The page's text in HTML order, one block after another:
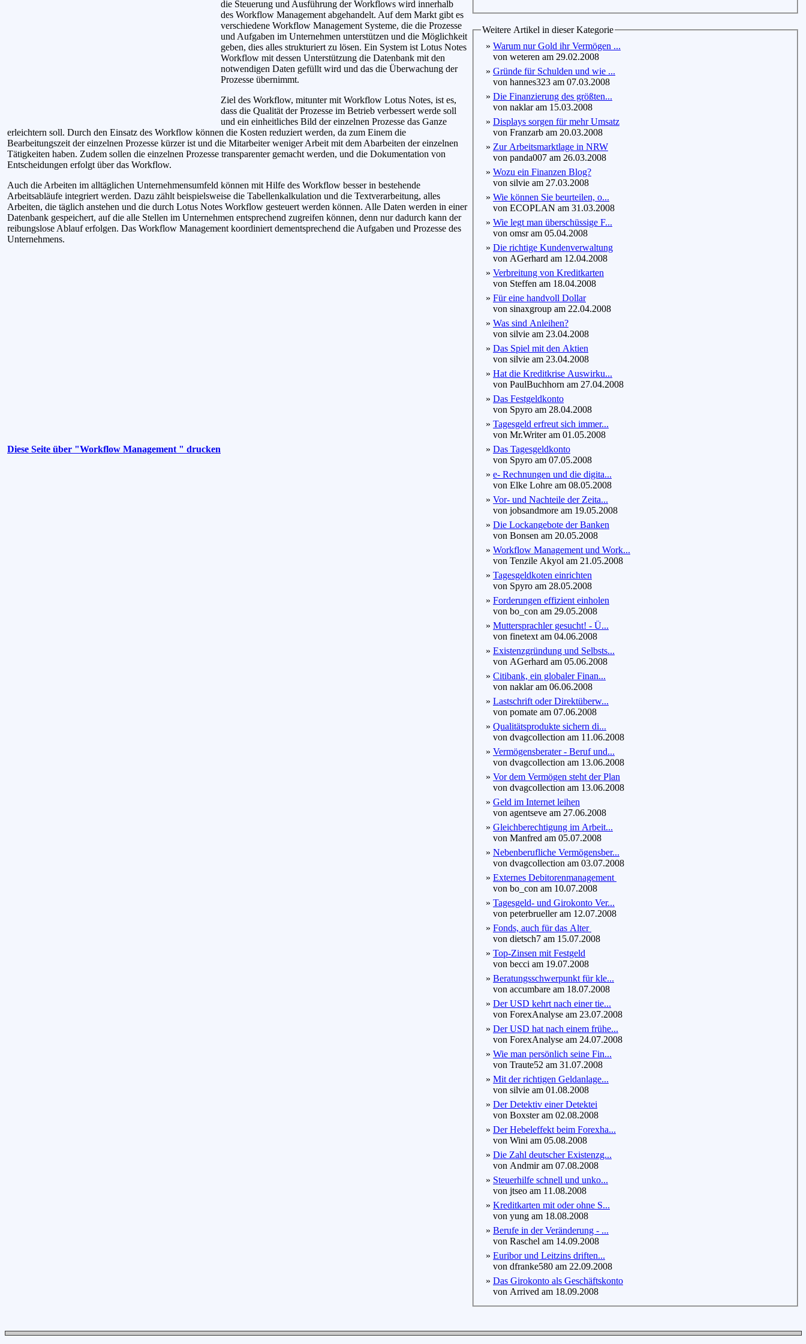
die Steuerung und Ausführung der Workflows wird innerhalb
des Workflow Management abgehandelt. Auf dem Markt gibt es
verschiedene Workflow Management Systeme, die die Prozesse
und Aufgaben im Unternehmen unterstützen und die Möglichkeit
geben, dies alles strukturiert zu lösen. Ein System ist Lotus Notes
Workflow mit dessen Unterstützung die Datenbank mit den
notwendigen Daten gefüllt wird und das die Überwachung der
Prozesse übernimmt.
Ziel des Workflow, mitunter mit Workflow Lotus Notes, ist es,
dass die Qualität der Prozesse im Betrieb verbessert werde soll
und ein einheitliches Bild der einzelnen Prozesse das Ganze
erleichtern soll. Durch den Einsatz des Workflow können die Kosten reduziert werden, da zum Einem die
Bearbeitungszeit der einzelnen Prozesse kürzer ist und die Mitarbeiter weniger Arbeit mit dem Abarbeiten der einzelnen
Tätigkeiten haben. Zudem sollen die einzelnen Prozesse transparenter gemacht werden, und die Dokumentation von
Entscheidungen erfolgt über das Workflow.
Auch die Arbeiten im alltäglichen Unternehmensumfeld können mit Hilfe des Workflow besser in bestehende
Arbeitsabläufe integriert werden. Dazu zählt beispielsweise die Tabellenkalkulation und die Textverarbeitung, alles
Arbeiten, die täglich anstehen und die durch Lotus Notes Workflow gesteuert werden können. Alle Daten werden in einer
Datenbank gespeichert, auf die alle Stellen im Unternehmen entsprechend zugreifen können, denn nur dadurch kann der
reibungslose Ablauf erfolgen. Das Workflow Management koordiniert dementsprechend die Aufgaben und Prozesse des
Unternehmens.
Diese Seite über "Workflow Management " drucken
Weitere Artikel in dieser Kategorie
» Warum nur Gold ihr Vermögen ...
von weteren am 29.02.2008
» Gründe für Schulden und wie ...
von hannes323 am 07.03.2008
» Die Finanzierung des größten...
von naklar am 15.03.2008
» Displays sorgen für mehr Umsatz
von Franzarb am 20.03.2008
» Zur Arbeitsmarktlage in NRW
von panda007 am 26.03.2008
» Wozu ein Finanzen Blog?
von silvie am 27.03.2008
» Wie können Sie beurteilen, o...
von ECOPLAN am 31.03.2008
» Wie legt man überschüssige F...
von omsr am 05.04.2008
» Die richtige Kundenverwaltung
von AGerhard am 12.04.2008
» Verbreitung von Kreditkarten
von Steffen am 18.04.2008
» Für eine handvoll Dollar
von sinaxgroup am 22.04.2008
» Was sind Anleihen?
von silvie am 23.04.2008
» Das Spiel mit den Aktien
von silvie am 23.04.2008
» Hat die Kreditkrise Auswirku...
von PaulBuchhorn am 27.04.2008
» Das Festgeldkonto
von Spyro am 28.04.2008
» Tagesgeld erfreut sich immer...
von Mr.Writer am 01.05.2008
» Das Tagesgeldkonto
von Spyro am 07.05.2008
» e- Rechnungen und die digita...
von Elke Lohre am 08.05.2008
» Vor- und Nachteile der Zeita...
von jobsandmore am 19.05.2008
» Die Lockangebote der Banken
von Bonsen am 20.05.2008
» Workflow Management und Work...
von Tenzile Akyol am 21.05.2008
» Tagesgeldkoten einrichten
von Spyro am 28.05.2008
» Forderungen effizient einholen
von bo_con am 29.05.2008
» Muttersprachler gesucht! - Ü...
von finetext am 04.06.2008
» Existenzgründung und Selbsts...
von AGerhard am 05.06.2008
» Citibank, ein globaler Finan...
von naklar am 06.06.2008
» Lastschrift oder Direktüberw...
von pomate am 07.06.2008
» Qualitätsprodukte sichern di...
von dvagcollection am 11.06.2008
» Vermögensberater - Beruf und...
von dvagcollection am 13.06.2008
» Vor dem Vermögen steht der Plan
von dvagcollection am 13.06.2008
» Geld im Internet leihen
von agentseve am 27.06.2008
» Gleichberechtigung im Arbeit...
von Manfred am 05.07.2008
» Nebenberufliche Vermögensber...
von dvagcollection am 03.07.2008
» Externes Debitorenmanagement
von bo_con am 10.07.2008
» Tagesgeld- und Girokonto Ver...
von peterbrueller am 12.07.2008
» Fonds, auch für das Alter
von dietsch7 am 15.07.2008
» Top-Zinsen mit Festgeld
von becci am 19.07.2008
» Beratungsschwerpunkt für kle...
von accumbare am 18.07.2008
» Der USD kehrt nach einer tie...
von ForexAnalyse am 23.07.2008
» Der USD hat nach einem frühe...
von ForexAnalyse am 24.07.2008
» Wie man persönlich seine Fin...
von Traute52 am 31.07.2008
» Mit der richtigen Geldanlage...
von silvie am 01.08.2008
» Der Detektiv einer Detektei
von Boxster am 02.08.2008
» Der Hebeleffekt beim Forexha...
von Wini am 05.08.2008
» Die Zahl deutscher Existenzg...
von Andmir am 07.08.2008
» Steuerhilfe schnell und unko...
von jtseo am 11.08.2008
» Kreditkarten mit oder ohne S...
von yung am 18.08.2008
» Berufe in der Veränderung - ...
von Raschel am 14.09.2008
» Euribor und Leitzins driften...
von dfranke580 am 22.09.2008
» Das Girokonto als Geschäftskonto
von Arrived am 18.09.2008